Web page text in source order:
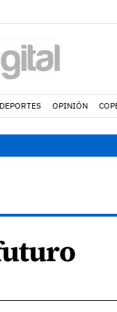
DEPORTES OPINIÓN